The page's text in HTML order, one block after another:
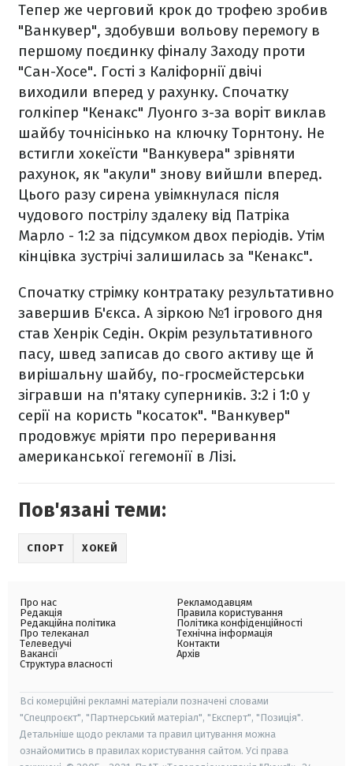
Тепер же черговий крок до трофею зробив
"Ванкувер", здобувши вольову перемогу в
першому поєдинку фіналу Заходу проти
"Сан-Хосе". Гості з Каліфорнії двічі
виходили вперед у рахунку. Спочатку
голкіпер "Кенакс" Луонго з-за воріт виклав
шайбу точнісінько на ключку Торнтону. Не
встигли хокеїсти "Ванкувера" зрівняти
рахунок, як "акули" знову вийшли вперед.
Цього разу сирена увімкнулася після
чудового пострілу здалеку від Патріка
Марло - 1:2 за підсумком двох періодів. Утім
кінцівка зустрічі залишилась за "Кенакс".
Спочатку стрімку контратаку результативно
завершив Б'єкса. А зіркою №1 ігрового дня
став Хенрік Седін. Окрім результативного
пасу, швед записав до свого активу ще й
вирішальну шайбу, по-гросмейстерськи
зігравши на п'ятаку суперників. 3:2 і 1:0 у
серії на користь "косаток". "Ванкувер"
продовжує мріяти про переривання
американської гегемонії в Лізі.
Пов'язані теми:
СПОРТ ХОКЕЙ
Про нас
Редакція
Редакційна політика
Про телеканал
Телеведучі
Вакансії
Структура власності
Рекламодавцям
Правила користування
Політика конфіденційності
Технічна інформація
Контакти
Архів
Всі комерційні рекламні матеріали позначені словами
"Спецпроєкт", "Партнерський матеріал", "Експерт", "Позиція".
Детальніше щодо реклами та правил цитування можна
ознайомитись в правилах користування сайтом. Усі права